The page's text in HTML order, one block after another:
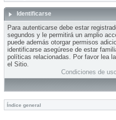
Identificarse
Para autenticarse debe estar
segundos y le permitirá un amplio
puede además otorgar permisos
identificarse asegúrese de estar
políticas relacionadas. Por favor lea
el Sitio.
Condiciones de
Índice general